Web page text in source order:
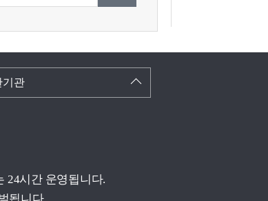
기관
24시간 운영됩니다.